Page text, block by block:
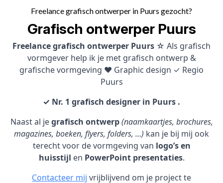
Freelance grafisch ontwerper in Puurs gezocht?
Grafisch ontwerper Puurs
Freelance grafisch ontwerper Puurs ☆ Als grafisch
vormgever help ik je met grafisch ontwerp &
grafische vormgeving ♥ Graphic design ✓ Regio
Puurs
✓ Nr. 1 grafisch designer in Puurs .
Naast al jegrafisch ontwerp (naamkaartjes, brochures,
magazines, boeken, flyers, folders, …) kan je bij mij ook
terecht voor de vormgeving van logo’s en
huisstijl en PowerPoint presentaties.
Contacteer mij vrijblijvend om je project te